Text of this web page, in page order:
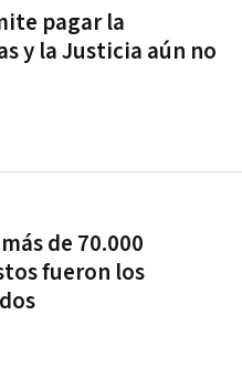
pagar la
y la Justicia aún no
de 70.000
fueron los